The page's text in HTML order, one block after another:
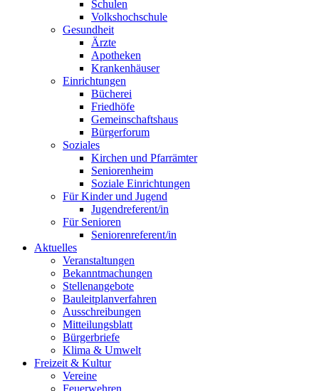
Schulen
Volkshochschule
Gesundheit
Ärzte
Apotheken
Krankenhäuser
Einrichtungen
Bücherei
Friedhöfe
Gemeinschaftshaus
Bürgerforum
Soziales
Kirchen und Pfarrämter
Seniorenheim
Soziale Einrichtungen
Für Kinder und Jugend
Jugendreferent/in
Für Senioren
Seniorenreferent/in
Aktuelles
Veranstaltungen
Bekanntmachungen
Stellenangebote
Bauleitplanverfahren
Ausschreibungen
Mitteilungsblatt
Bürgerbriefe
Klima & Umwelt
Freizeit & Kultur
Vereine
Feuerwehren